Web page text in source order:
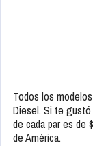
Todos los
Diesel. Si te gustó
de cada par es de
de América.